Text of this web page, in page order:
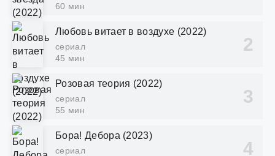
60 мин
Любовь витает в воздухе (2022)
сериал
45 мин
Розовая теория (2022)
сериал
55 мин
Бора! Дебора (2023)
сериал